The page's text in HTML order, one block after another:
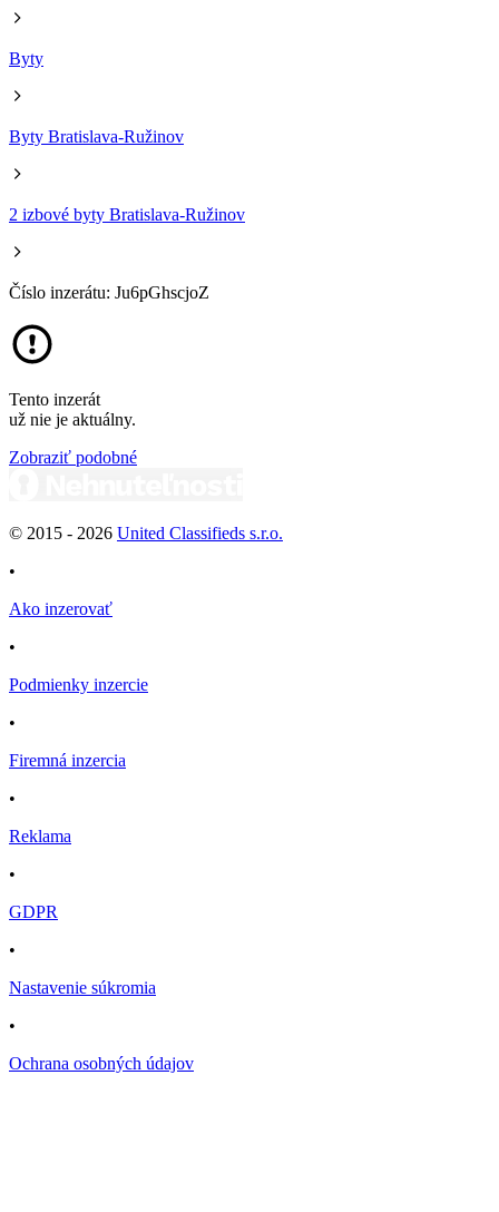
Byty
Byty Bratislava-Ružinov
2 izbové byty Bratislava-Ružinov
Číslo inzerátu: Ju6pGhscjoZ
Tento inzerát
už nie je aktuálny.
Zobraziť podobné
© 2015 - 2026 United Classifieds s.r.o.
•
Ako inzerovať
•
Podmienky inzercie
•
Firemná inzercia
•
Reklama
•
GDPR
•
Nastavenie súkromia
•
Ochrana osobných údajov